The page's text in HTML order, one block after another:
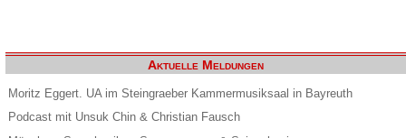
Aktuelle Meldungen
Moritz Eggert. UA im Steingraeber Kammermusiksaal in Bayreuth
Podcast mit Unsuk Chin & Christian Fausch